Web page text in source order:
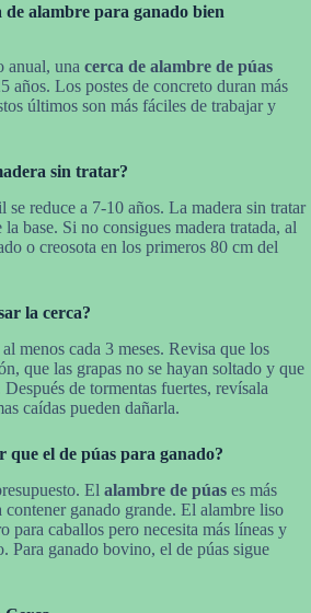
alambre para ganado bien
anual, una cerca de alambre de púas
años. Los postes de concreto duran más
últimos son más fáciles de trabajar y
sin tratar?
se reduce a 7-10 años. La madera sin tratar
base. Si no consigues madera tratada, al
o creosota en los primeros 80 cm del
la cerca?
menos cada 3 meses. Revisa que los
que las grapas no se hayan soltado y que
de tormentas fuertes, revísala
caídas pueden dañarla.
que el de púas para ganado?
El alambre de púas es más
ganado grande. El alambre liso
para caballos pero necesita más líneas y
Para ganado bovino, el de púas sigue